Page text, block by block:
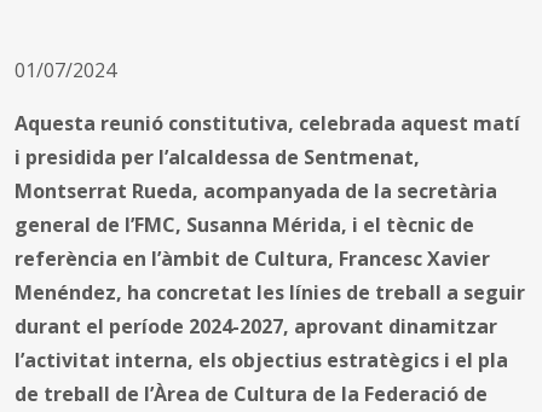
01/07/2024
Aquesta reunió constitutiva, celebrada aquest matí
i presidida per l’alcaldessa de Sentmenat,
Montserrat Rueda, acompanyada de la secretària
general de l’FMC, Susanna Mérida, i el tècnic de
referència en l’àmbit de Cultura, Francesc Xavier
Menéndez, ha concretat les línies de treball a seguir
durant el període 2024-2027, aprovant dinamitzar
l’activitat interna, els objectius estratègics i el pla
de treball de l’Àrea de Cultura de la Federació de